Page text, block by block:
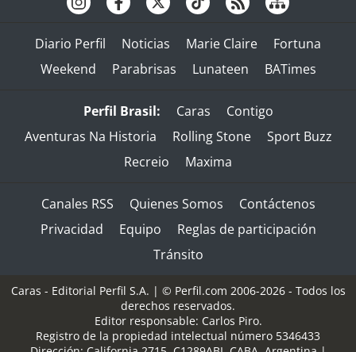
Diario Perfil Noticias Marie Claire
Fortuna
Weekend
Parabrisas Lunateen BATimes
Perfil Brasil: Caras
Contigo
Aventuras Na Historia
Rolling Stone
Sport Buzz
Recreio
Maxima
Canales RSS Quienes Somos
Contáctenos
Privacidad
Equipo
Reglas de participación
Tránsito
Caras - Editorial Perfil S.A. | © Perfil.com 2006-2026 - Todos los
derechos reservados.
Editor responsable: Carlos Piro.
Registro de la propiedad intelectual número 5346433